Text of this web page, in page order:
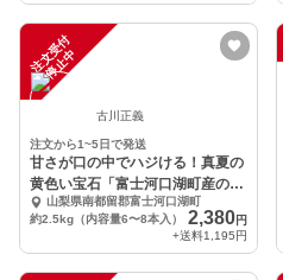
注
文
受
付
停
止
中
古川正義
注文から1~5日で発送
甘さが口の中でハジける！真夏の
黄色い宝石「富士河口湖町産のと
うもろこし」
山梨県南都留郡富士河口湖町
約2.5kg（内容量6〜8本入）
2,380円
+送料1,195円